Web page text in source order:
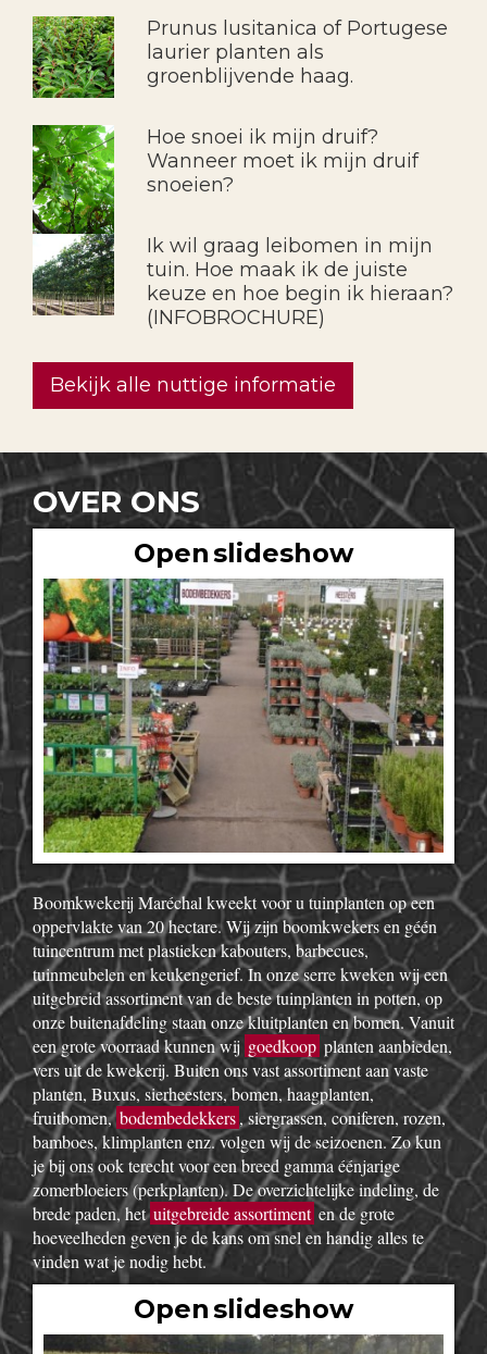
Prunus lusitanica of Portugese
laurier planten als
groenblijvende haag.
Hoe snoei ik mijn druif?
Wanneer moet ik mijn druif
snoeien?
Ik wil graag leibomen in mijn
tuin. Hoe maak ik de juiste
keuze en hoe begin ik hieraan?
(INFOBROCHURE)
Bekijk alle nuttige informatie
OVER ONS
Open slideshow
Boomkwekerij Maréchal kweekt voor u tuinplanten op een
oppervlakte van 20 hectare. Wij zijn boomkwekers en géén
tuincentrum met plastieken kabouters, barbecues,
tuinmeubelen en keukengerief. In onze serre kweken wij een
uitgebreid assortiment van de beste tuinplanten in potten, op
onze buitenafdeling staan onze kluitplanten en bomen. Vanuit
een grote voorraad kunnen wij goedkoop planten aanbieden,
vers uit de kwekerij. Buiten ons vast assortiment aan vaste
planten, Buxus, sierheesters, bomen, haagplanten,
fruitbomen,bodembedekkers, siergrassen, coniferen, rozen,
bamboes, klimplanten enz. volgen wij de seizoenen. Zo kun
je bij ons ook terecht voor een breed gamma éénjarige
zomerbloeiers (perkplanten). De overzichtelijke indeling, de
brede paden, hetuitgebreide assortiment en de grote
hoeveelheden geven je de kans om snel en handig alles te
vinden wat je nodig hebt.
Open slideshow